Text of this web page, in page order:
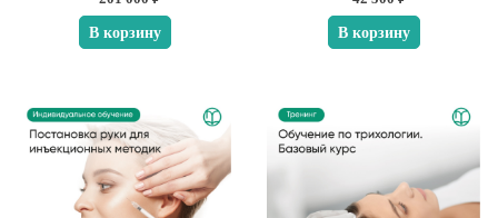
В корзину В корзину